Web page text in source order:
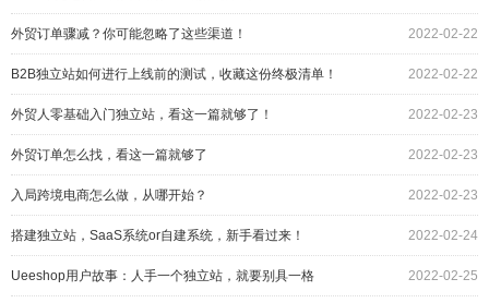
Ueeshop
外贸订单骤减？你可能忽略了这些渠道！ 2022-02-22
B2B独立站如何进行上线前的测试，收藏这份终极清单！ 2022-02-22
外贸人零基础入门独立站，看这一篇就够了！ 2022-02-23
外贸订单怎么找，看这一篇就够了 2022-02-23
入局跨境电商怎么做，从哪开始？ 2022-02-23
搭建独立站，SaaS系统or自建系统，新手看过来！ 2022-02-24
Ueeshop用户故事：人手一个独立站，就要别具一格 2022-02-25